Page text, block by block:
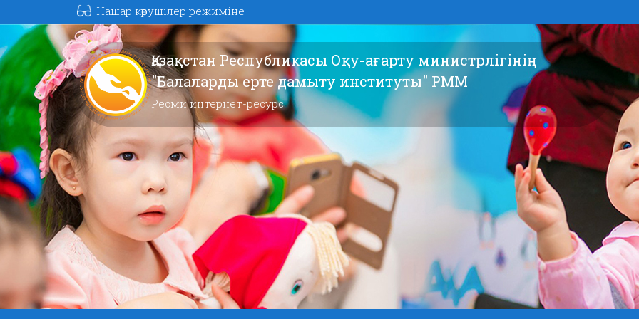
Нашар көрушілер режиміне
Қазақстан Республикасы Оқу-ағарту министрлігінің
"Балаларды ерте дамыту институты" РММ
Ресми интернет-ресурс